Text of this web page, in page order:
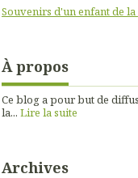
Souvenirs d'un enfant de
À propos
Ce blog a pour but de
la... Lire la suite
Archives